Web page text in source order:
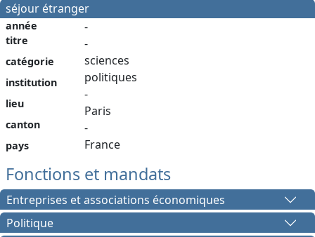
séjour étranger
année
titre
catégorie
institution
lieu
canton
pays
-
-
sciences
politiques
-
Paris
-
France
Fonctions et mandats
Entreprises et associations économiques
Politique